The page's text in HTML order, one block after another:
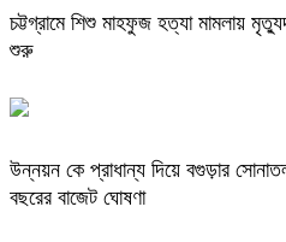
চট্টগ্রামে শিশু মাহফুজ হত্যা মামলায়
শুরু
উন্নয়ন কে প্রাধান্য দিয়ে বগুড়ার
বছরের বাজেট ঘোষণা